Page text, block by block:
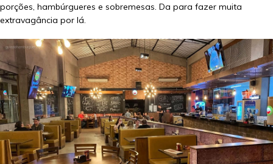
porções, hambúrgueres e sobremesas. Da para fazer muita
extravagância por lá.